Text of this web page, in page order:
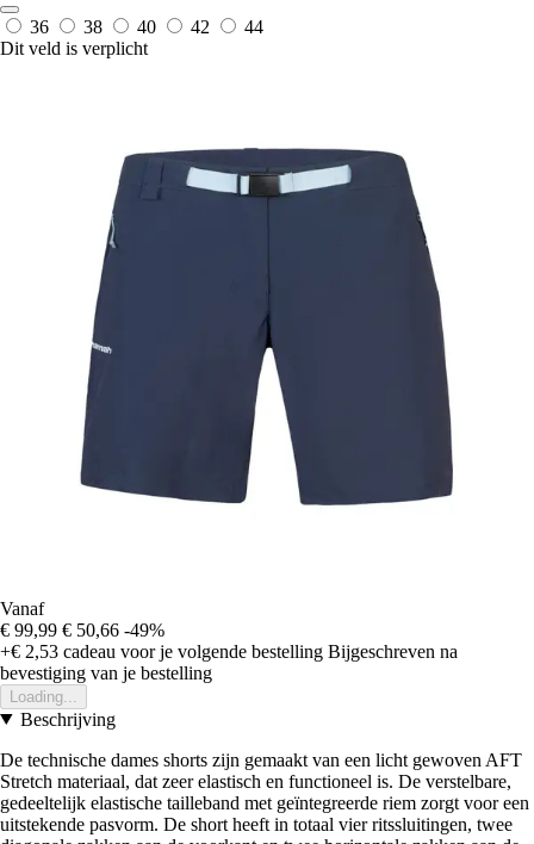
36 38 40 42
44
Dit veld is verplicht
Vanaf
€ 99,99 € 50,66 -49%
+€ 2,53 cadeau voor je volgende bestelling Bijgeschreven na
bevestiging van je bestelling
Loading...
Beschrijving
De technische dames shorts zijn gemaakt van een licht gewoven AFT
Stretch materiaal, dat zeer elastisch en functioneel is. De verstelbare,
gedeeltelijk elastische tailleband met geïntegreerde riem zorgt voor een
uitstekende pasvorm. De short heeft in totaal vier ritssluitingen, twee